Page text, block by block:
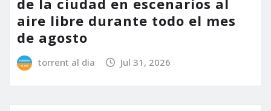
de la ciudad en escenarios al
aire libre durante todo el mes
de agosto
torrent al dia Jul 31, 2026